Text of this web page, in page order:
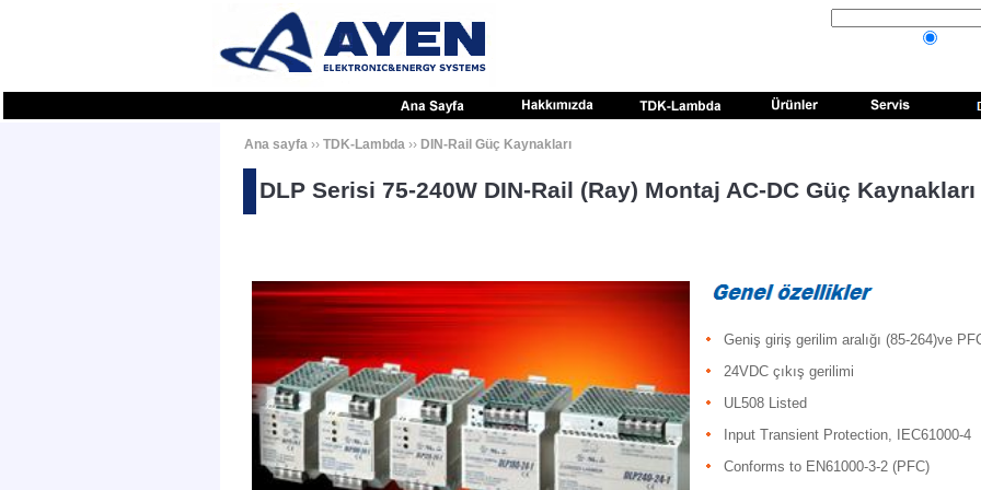
Ana sayfa›› TDK-Lambda›› DIN-Rail Güç Kaynakları
DLP Serisi 75-240W DIN-Rail (Ray) Montaj AC-DC Güç Kaynakları
Geniş giriş gerilim aralığı (85-264)ve
24VDC çıkış gerilimi
UL508 Listed
Input Transient Protection, IEC61000-4
Conforms to EN61000-3-2 (PFC)